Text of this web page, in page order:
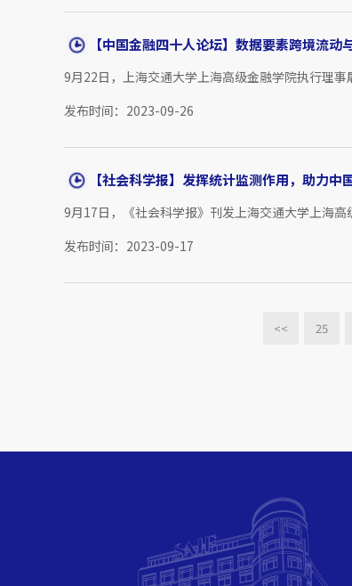
【中国金融四十人论坛】数据要素跨境流动
9月22日，上海交通大学上海高级金融学院执行理
发布时间：2023-09-26
【社会科学报】发挥统计监测作用，助力中
9月17日，《社会科学报》刊发上海交通大学上海
发布时间：2023-09-17
<< 25